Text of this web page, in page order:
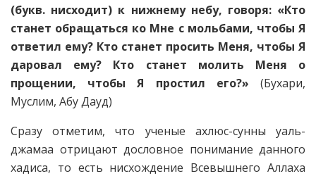
(букв. нисходит) к нижнему небу, говоря: «Кто
станет обращаться ко Мне с мольбами, чтобы Я
ответил ему? Кто станет просить Меня, чтобы Я
даровал ему? Кто станет молить Меня о
прощении, чтобы Я простил его?» (Бухари,
Муслим, Абу Дауд)
Сразу отметим, что ученые ахлюс-сунны уаль-
джамаа отрицают дословное понимание данного
хадиса, то есть нисхождение Всевышнего Аллаха